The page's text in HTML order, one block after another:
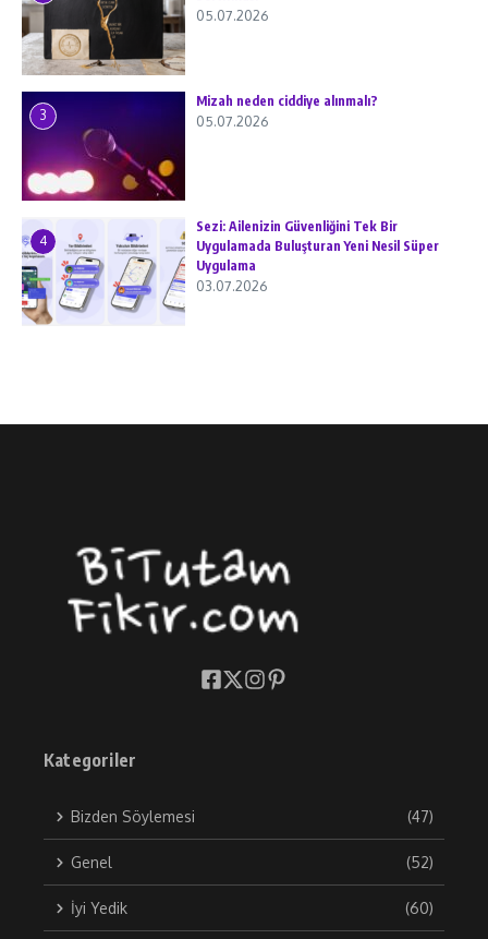
05.07.2026
3
Mizah neden ciddiye alınmalı?
05.07.2026
4
Sezi: Ailenizin Güvenliğini Tek Bir
Uygulamada Buluşturan Yeni Nesil Süper
Uygulama
03.07.2026
Kategoriler
Bizden Söylemesi (47)
Genel (52)
İyi Yedik (60)